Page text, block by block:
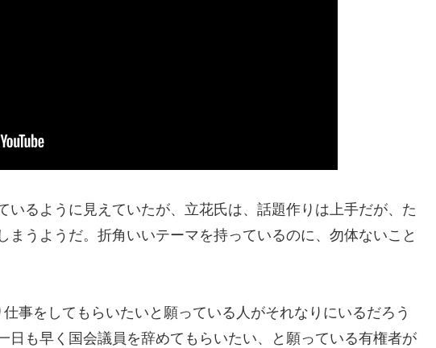
いるように見えていたが、立花氏は、話題作りは上手だが、た
まうようだ。折角いいテーマを持っているのに、勿体ないこと
事をしてもらいたいと願っている人がそれなりにいるだろう
日も早く国会議員を辞めてもらいたい、と願っている有権者が